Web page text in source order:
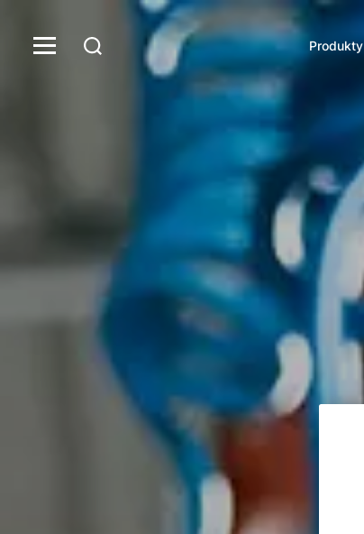
Produkty